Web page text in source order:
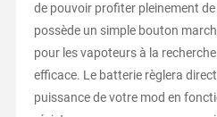
de pouvoir profiter pleinement
possède un simple bouton
pour les vapoteurs à la
efficace. Le batterie règlera
puissance de votre mod en